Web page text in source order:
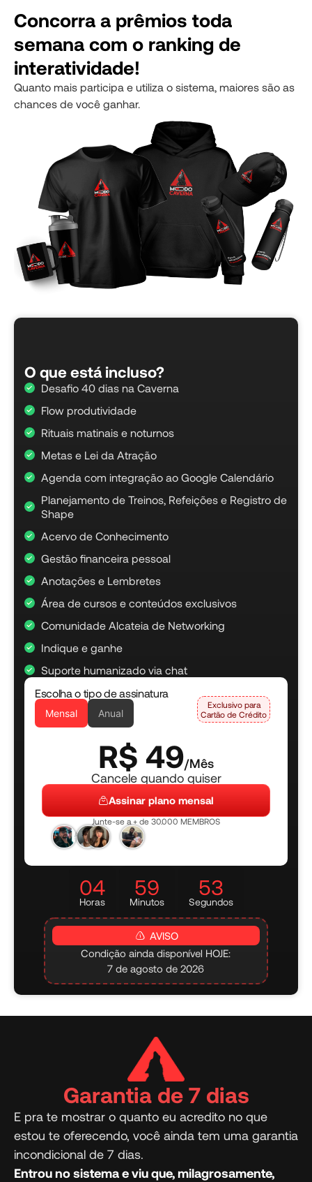
Concor ra a prêmios toda
semana com o ranking de
interatividade!
Quanto mais participa e utiliza o sistema, maiores são as
chances de você ganhar.
O que está incluso?​
Desafio 40 dias na Caverna
Flow produtividade
Rituais matinais e noturnos
Metas e Lei da Atração
Agenda com integração ao Google Calendário
Planejamento de Treinos, Refeições e Registro de
Shape
Acervo de Conhecimento
Gestão financeira pessoal
Anotações e Lembretes
Área de cursos e conteúdos exclusivos
Comunidade Alcateia de Networking
Indique e ganhe
Suporte humanizado via chat
Escolha o tipo de assinatura
Mensal Anual
Exclusivo para
Cartão de Crédito
R$ 49/Mês
Cancele quando quiser
Assinar plano mensal
Junte-se a + de 30.000 MEMBROS
04
Horas
59
Minutos
52
Segundos
AVISO
Condição ainda disponível HOJE:
7 de agosto de 2026
Garantia de 7 dias
E pra te mostrar o quanto eu acredito no que
estou te oferecendo, você ainda tem uma garantia
incondicional de 7 dias.
Entrou no sistema e viu que, milagrosamente,